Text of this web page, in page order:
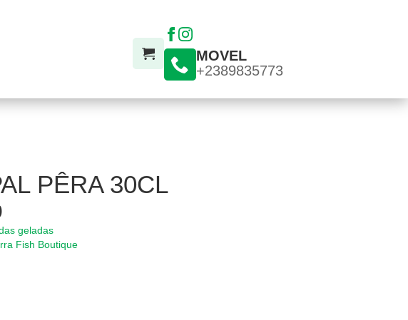
MOVEL
+2389835773
PÊRA 30CL
geladas
Fish Boutique